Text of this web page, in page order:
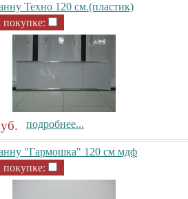
Техно 120 см.(пластик)
покупке:
подробнее...
"Гармошка" 120 см мдф
покупке: